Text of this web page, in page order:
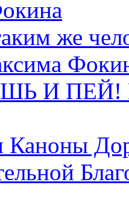
же
И ПЕЙ!
Каноны